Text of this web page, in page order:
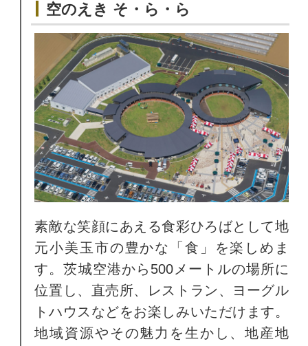
空のえき そ・ら・ら
素敵な笑顔にあえる食彩ひろばとして地
元小美玉市の豊かな「食」を楽しめま
す。茨城空港から500メートルの場所に
位置し、直売所、レストラン、ヨーグル
トハウスなどをお楽しみいただけます。
地域資源やその魅力を生かし、地産地